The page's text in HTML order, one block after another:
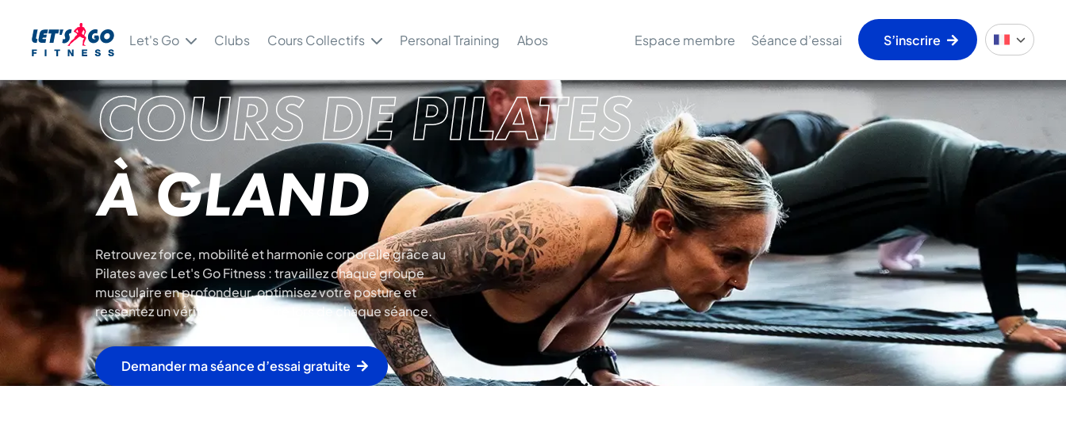
Let's Go Clubs Cours Collectifs Personal Training Abos Espace membre Séance d’essai S’inscrire
COURS DE PILATES
À GLAND
Retrouvez force, mobilité et harmonie corporelle grâce au
Pilates avec Let's Go Fitness : travaillez chaque groupe
musculaire en profondeur, optimisez votre posture et
ressentez un véritable bien-être lors de chaque séance.
Demander ma séance d’essai gratuite